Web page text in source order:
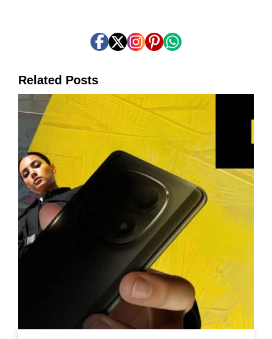
Related Posts